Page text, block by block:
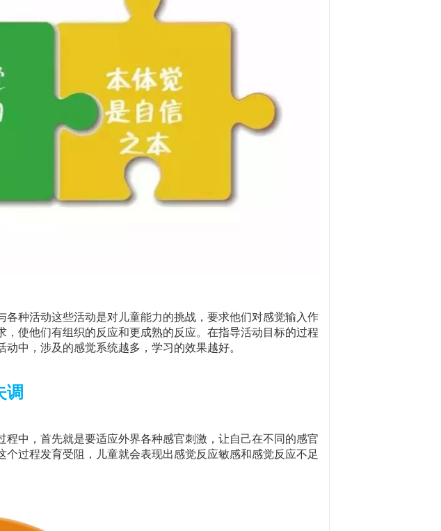
种活动这些活动是对儿童能力的挑战，要求他们对感觉输入作
使他们有组织的反应和更成熟的反应。在指导活动目标的过程
中，涉及的感觉系统越多，学习的效果越好。
调
中，首先就是要适应外界各种感官刺激，让自己在不同的感官
过程发育受阻，儿童就会表现出感觉反应敏感和感觉反应不足